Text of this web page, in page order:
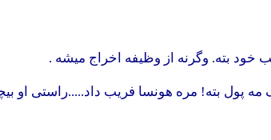
خود بته. وگرنه از وظیفه اخراج میشه .
پول بته! مره هونسا فریب داد.....راستی او